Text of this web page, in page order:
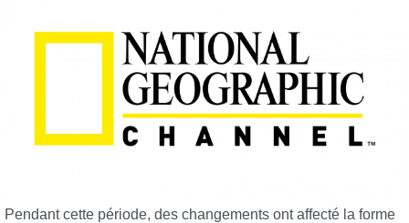
Pendant cette période, des changements ont affecté la forme